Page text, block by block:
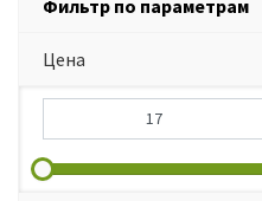
Фильтр по параметрам
Цена